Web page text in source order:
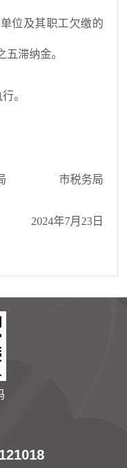
位及其职工欠缴的
滞纳金。
。
市税务局
2024年7月23日